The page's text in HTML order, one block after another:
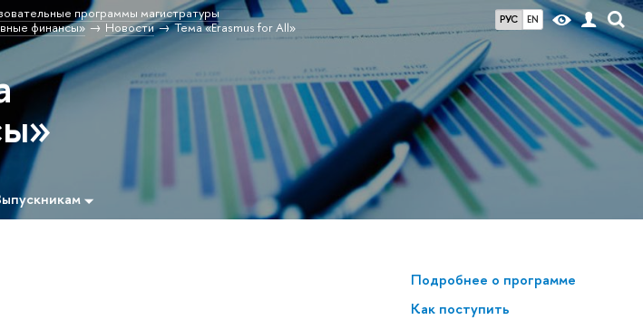
РУС EN
программы магистратуры
финансы» Новости Тема «Erasmus for All»
Подробнее о программе
Как поступить